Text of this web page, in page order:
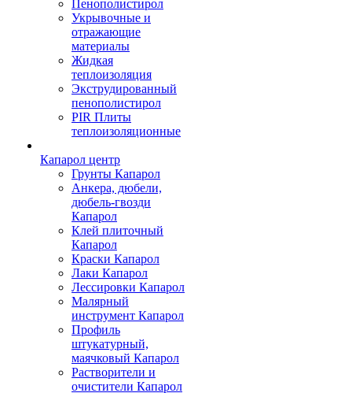
Пенополистирол
Укрывочные и
отражающие
материалы
Жидкая
теплоизоляция
Экструдированный
пенополистирол
PIR Плиты
теплоизоляционные
Капарол центр
Грунты Капарол
Анкера, дюбели,
дюбель-гвозди
Капарол
Клей плиточный
Капарол
Краски Капарол
Лаки Капарол
Лессировки Капарол
Малярный
инструмент Капарол
Профиль
штукатурный,
маячковый Капарол
Растворители и
очистители Капарол